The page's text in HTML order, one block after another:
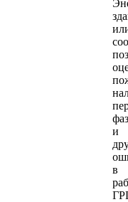
фаз
и
в